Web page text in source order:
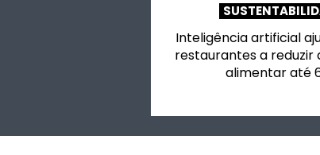
Inteligência artificial
restaurantes a reduzir
alimentar até